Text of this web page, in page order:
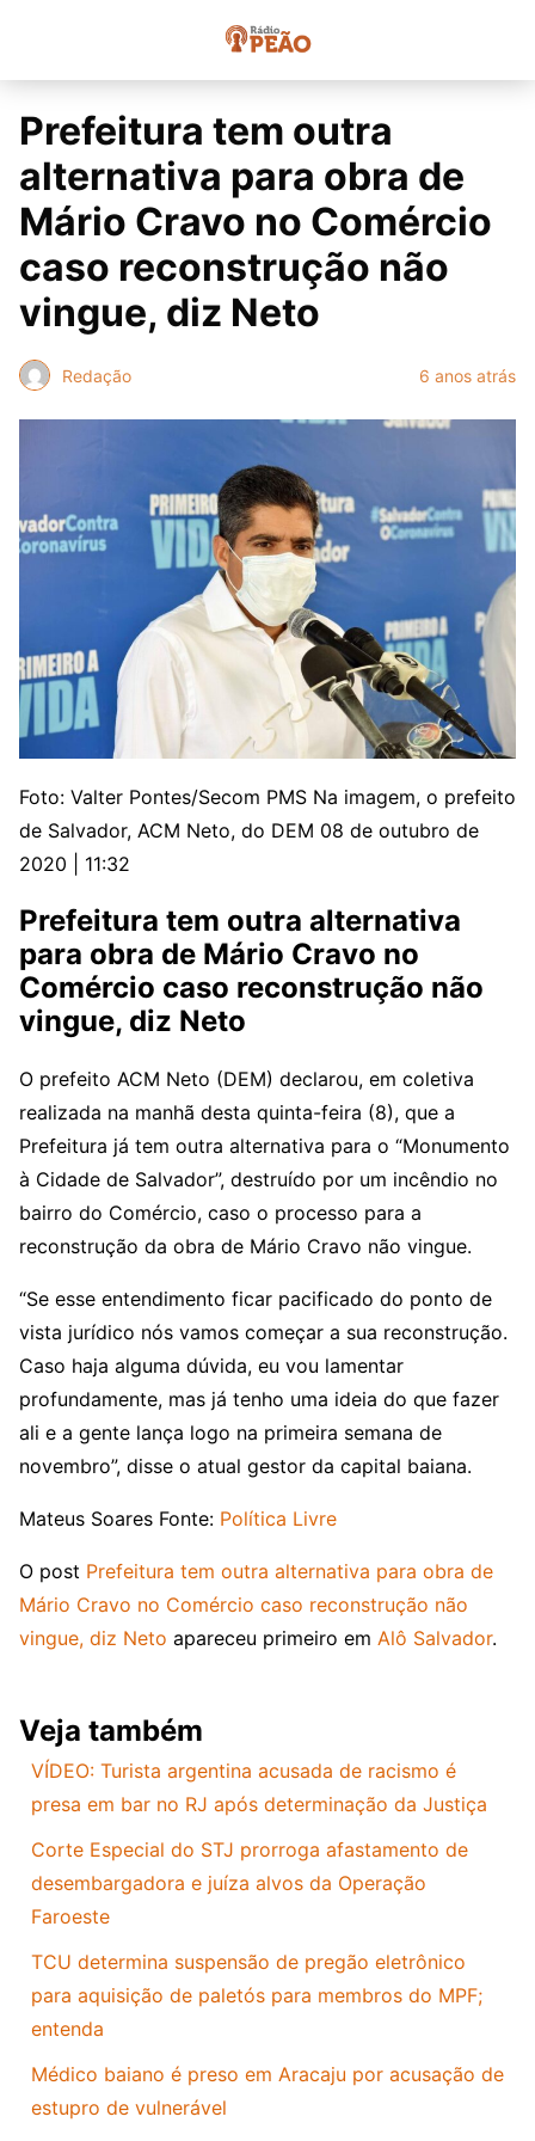
Prefeitura tem outra
alternativa para obra de
Mário Cravo no Comércio
caso reconstrução não
vingue, diz Neto
Redação 6 anos atrás
Foto: Valter Pontes/Secom PMS Na imagem, o prefeito
de Salvador, ACM Neto, do DEM 08 de outubro de
2020 | 11:32
Prefeitura tem outra alternativa
para obra de Mário Cravo no
Comércio caso reconstrução não
vingue, diz Neto
O prefeito ACM Neto (DEM) declarou, em coletiva
realizada na manhã desta quinta-feira (8), que a
Prefeitura já tem outra alternativa para o “Monumento
à Cidade de Salvador”, destruído por um incêndio no
bairro do Comércio, caso o processo para a
reconstrução da obra de Mário Cravo não vingue.
“Se esse entendimento ficar pacificado do ponto de
vista jurídico nós vamos começar a sua reconstrução.
Caso haja alguma dúvida, eu vou lamentar
profundamente, mas já tenho uma ideia do que fazer
ali e a gente lança logo na primeira semana de
novembro”, disse o atual gestor da capital baiana.
Mateus Soares Fonte: Política Livre
O post Prefeitura tem outra alternativa para obra de
Mário Cravo no Comércio caso reconstrução não
vingue, diz Neto apareceu primeiro em Alô Salvador.
Veja também
VÍDEO: Turista argentina acusada de racismo é
presa em bar no RJ após determinação da Justiça
Corte Especial do STJ prorroga afastamento de
desembargadora e juíza alvos da Operação
Faroeste
TCU determina suspensão de pregão eletrônico
para aquisição de paletós para membros do MPF;
entenda
Médico baiano é preso em Aracaju por acusação de
estupro de vulnerável